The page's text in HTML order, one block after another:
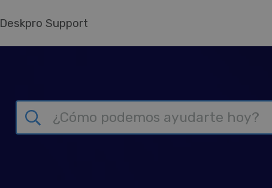
Deskpro Support